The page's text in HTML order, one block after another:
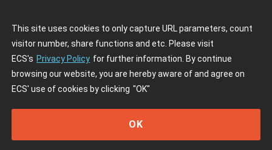
This site uses cookies to only capture URL parameters, count
visitor number, share functions and etc. Please visit
ECS's Privacy Policy for further information. By continue
browsing our website, you are hereby aware of and agree on
ECS' use of cookies by clicking "OK"
OK